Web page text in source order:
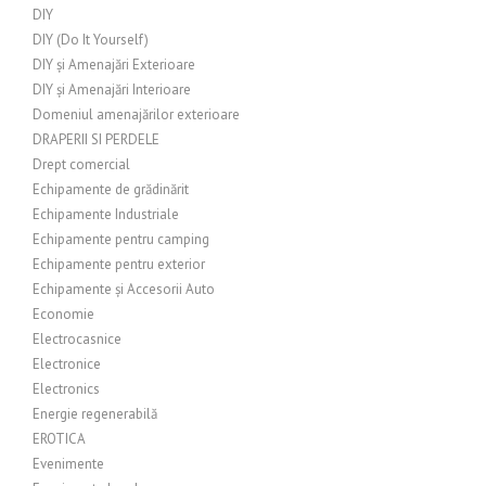
DIY
DIY (Do It Yourself)
DIY și Amenajări Exterioare
DIY și Amenajări Interioare
Domeniul amenajărilor exterioare
DRAPERII SI PERDELE
Drept comercial
Echipamente de grădinărit
Echipamente Industriale
Echipamente pentru camping
Echipamente pentru exterior
Echipamente și Accesorii Auto
Economie
Electrocasnice
Electronice
Electronics
Energie regenerabilă
EROTICA
Evenimente